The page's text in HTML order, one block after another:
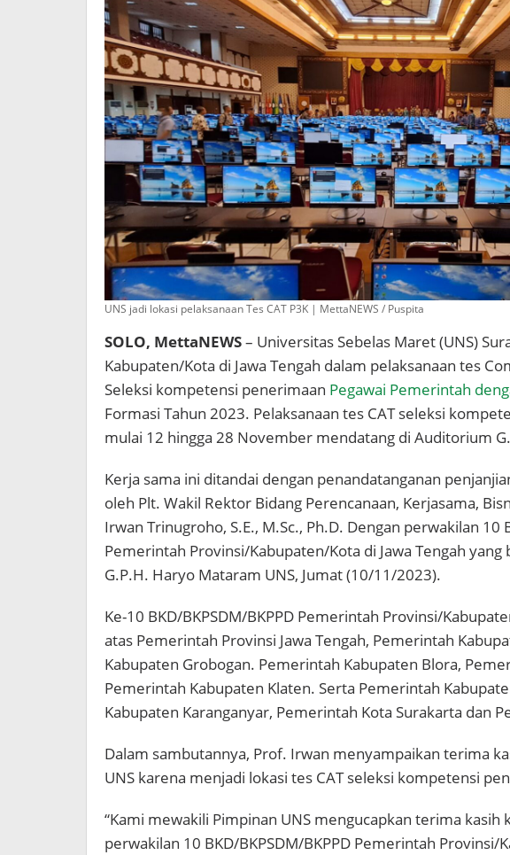
UNS jadi lokasi pelaksanaan Tes CAT P3K | MettaNEWS / Puspita
SOLO, MettaNEWS– Universitas Sebelas Maret (UNS)
Kabupaten/Kota di Jawa Tengah dalam pelaksanaan tes
Seleksi kompetensi penerimaan Pegawai Pemerintah
Formasi Tahun 2023. Pelaksanaan tes CAT seleksi
mulai 12 hingga 28 November mendatang di Auditorium
Kerja sama ini ditandai dengan penandatanganan
oleh Plt. Wakil Rektor Bidang Perencanaan, Kerjasama,
Irwan Trinugroho, S.E., M.Sc., Ph.D. Dengan perwakilan 10
Pemerintah Provinsi/Kabupaten/Kota di Jawa Tengah
G.P.H. Haryo Mataram UNS, Jumat (10/11/2023).
Ke-10 BKD/BKPSDM/BKPPD Pemerintah Provinsi/
atas Pemerintah Provinsi Jawa Tengah, Pemerintah
Kabupaten Grobogan. Pemerintah Kabupaten Blora,
Pemerintah Kabupaten Klaten. Serta Pemerintah
Kabupaten Karanganyar, Pemerintah Kota Surakarta dan
Dalam sambutannya, Prof. Irwan menyampaikan terima
UNS karena menjadi lokasi tes CAT seleksi kompetensi
“Kami mewakili Pimpinan UNS mengucapkan terima kasih
perwakilan 10 BKD/BKPSDM/BKPPD Pemerintah Provinsi/